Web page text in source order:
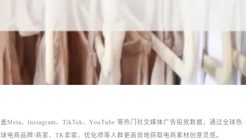
Meta、lnstagram、TikTok、YouTube 等热门社交媒体广告投放数据，通过全球热
电商品牌/商家、TK卖家、优化师等人群更高效地获取电商素材创意灵感。